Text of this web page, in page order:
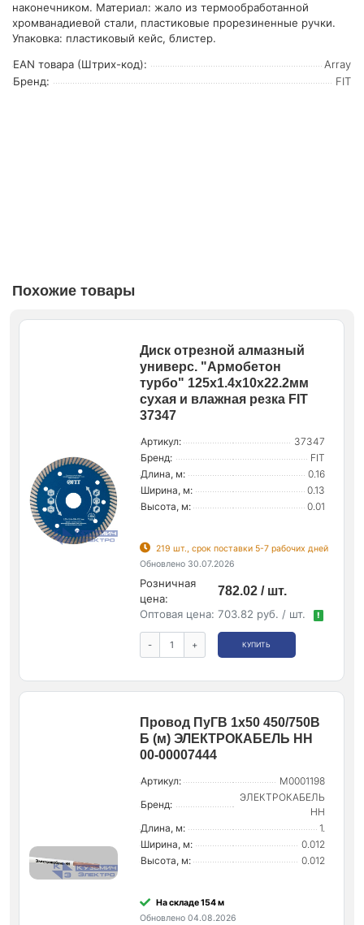
наконечником. Материал: жало из термообработанной
хромванадиевой стали, пластиковые прорезиненные ручки.
Упаковка: пластиковый кейс, блистер.
EAN товара (Штрих-код):
Array
Бренд:
FIT
Похожие товары
Диск отрезной алмазный
универс. "Армобетон
турбо" 125х1.4х10х22.2мм
сухая и влажная резка FIT
37347
Артикул:
37347
Бренд:
FIT
Длина, м:
0.16
Ширина, м:
0.13
Высота, м:
0.01
219 шт., срок поставки 5-7 рабочих дней
Обновлено 30.07.2026
Розничная
цена:
782.02 / шт.
Оптовая цена: 703.82 руб. / шт. !
- + КУПИТЬ
Провод ПуГВ 1х50 450/750В
Б (м) ЭЛЕКТРОКАБЕЛЬ НН
00-00007444
Артикул:
M0001198
Бренд:
ЭЛЕКТРОКАБЕЛЬ
НН
Длина, м:
1.
Ширина, м:
0.012
Высота, м:
0.012
На складе 154 м
Обновлено 04.08.2026